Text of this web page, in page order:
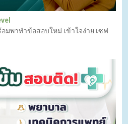
มพาทำข้อสอบใหม่ เข้าใจง่าย เซฟ